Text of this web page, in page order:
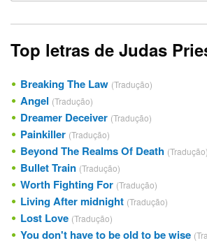
Top letras de Judas
Breaking The Law (Tradução)
Angel (Tradução)
Dreamer Deceiver (Tradução)
Painkiller (Tradução)
Beyond The Realms Of Death (Tradução)
Bullet Train (Tradução)
Worth Fighting For (Tradução)
Living After midnight (Tradução)
Lost Love (Tradução)
You don't have to be old to be wise